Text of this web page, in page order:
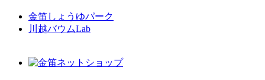
金笛しょうゆパーク
川越バウムLab